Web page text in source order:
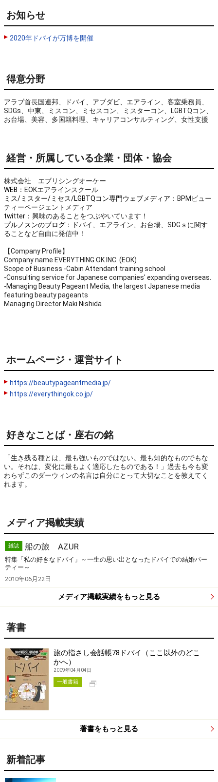
お知らせ
2020年ドバイが万博を開催
得意分野
アラブ首長国連邦、ドバイ、アブダビ、エアライン、客室乗務員、
SDGs、中東、ミスコン、ミセスコン、ミスターコン、LGBTQコン、
お台場、美容、多国籍料理、キャリアコンサルティング、女性支援
経営・所属している企業・団体・協会
株式会社 エブリシングオーケー
WEB： EOKエアラインスクール
ミス/ミスター/ミセス/LGBTQコン専門ウェブメディア ：BPMビュー
ティーページェントメディア
twitter： 興味のあることをつぶやいています！
プルノスンのブログ ：ドバイ、エアライン、お台場、SDGｓに関す
ることなど自由に発信中！
【Company Profile】
Company name EVERYTHING OK INC. (EOK)
Scope of Business -Cabin Attendant training school
-Consulting service for Japanese companies' expanding overseas.
-Managing Beauty Pageant Media, the largest Japanese media
featuring beauty pageants
Managing Director Maki Nishida
ホームページ・運営サイト
https://beautypageantmedia.jp/
https://everythingok.co.jp/
好きなことば・座右の銘
「生き残る種とは、最も強いものではない。最も知的なものでもな
い。それは、変化に最もよく適応したものである！」過去も今も変
わらずこのダーウィンの名言は自分にとって大切なことを教えてく
れます。
メディア掲載実績
雑誌 船の旅 AZUR
特集「私の好きなドバイ」～一生の思い出となったドバイでの結婚パー
ティー～
2010年06月22日
メディア掲載実績をもっと見る
著書
旅の指さし会話帳78ドバイ（ここ以外のどこ
かへ）
2009年04月04日
一般書籍
著書をもっと見る
新着記事